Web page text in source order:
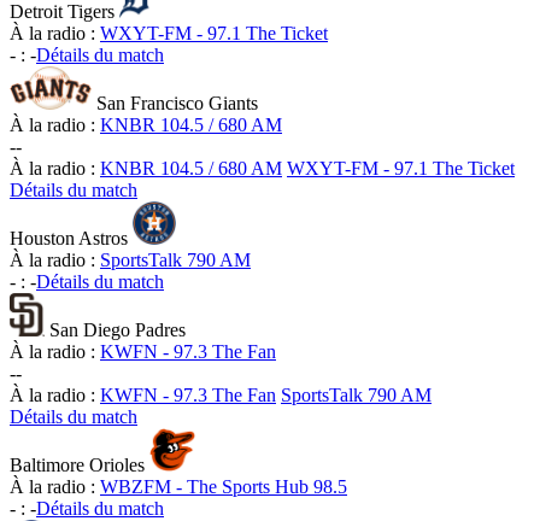
Detroit Tigers
À la radio : WXYT-FM - 97.1 The Ticket
- : -Détails du match
San Francisco Giants
À la radio : KNBR 104.5 / 680 AM
--
À la radio : KNBR 104.5 / 680 AM WXYT-FM - 97.1 The Ticket
Détails du match
Houston Astros
À la radio : SportsTalk 790 AM
- : -Détails du match
San Diego Padres
À la radio : KWFN - 97.3 The Fan
--
À la radio : KWFN - 97.3 The Fan SportsTalk 790 AM
Détails du match
Baltimore Orioles
À la radio : WBZFM - The Sports Hub 98.5
- : -Détails du match